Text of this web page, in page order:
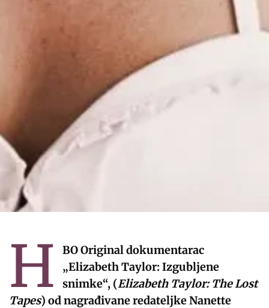
H
BO Original dokumentarac
„Elizabeth Taylor: Izgubljene
snimke“, (Elizabeth Taylor: The Lost
Tapes) od nagrađivane redateljke Nanette